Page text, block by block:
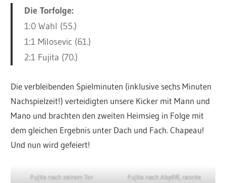
Die Torfolge:
1:0 Wahl (55.)
1:1 Milosevic (61.)
2:1 Fujita (70.)
Die verbleibenden Spielminuten (inklusive sechs Minuten
Nachspielzeit!) verteidigten unsere Kicker mit Mann und
Mano und brachten den zweiten Heimsieg in Folge mit
dem gleichen Ergebnis unter Dach und Fach. Chapeau!
Und nun wird gefeiert!
Fujita nach seinem Tor
Fujita nach Abpfiff, rannte